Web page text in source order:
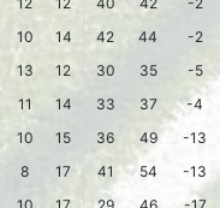
10 14 42 44
-2
13 12 30 35
-5
11 14 33 37
-4
10 15 36 49
-13
8 17 41 54
-13